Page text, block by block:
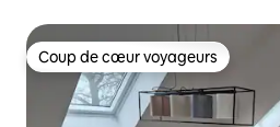
Coup de cœur voyageurs
Coup de cœur voyageurs